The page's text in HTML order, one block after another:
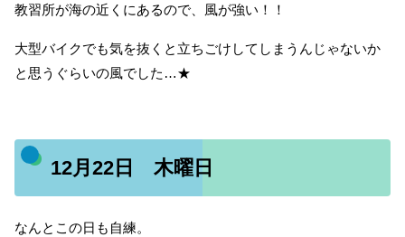
教習所が海の近くにあるので、風が強い！！
大型バイクでも気を抜くと立ちごけしてしまうんじゃないか
と思うぐらいの風でした…★
12月22日 木曜日
なんとこの日も自練。